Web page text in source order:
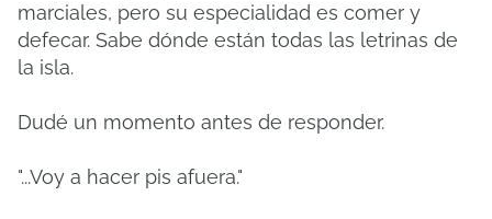
marciales, pero su especialidad es comer y
defecar. Sabe dónde están todas las letrinas de
la isla.
Dudé un momento antes de responder.
"...Voy a hacer pis afuera."